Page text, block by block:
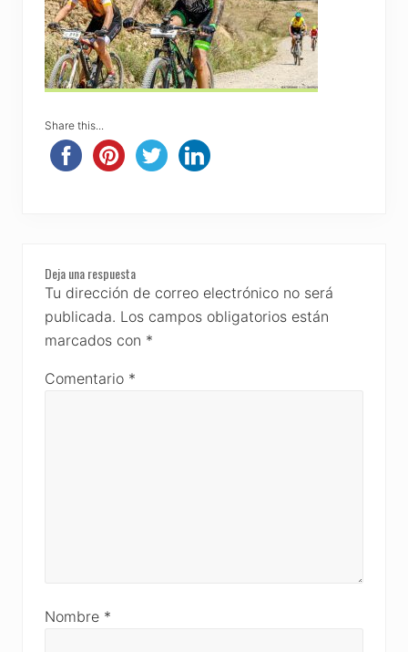
Share this...
Reader
Interactions
Deja una respuesta
Tu dirección de correo electrónico no será
publicada. Los campos obligatorios están
marcados con *
Comentario *
Nombre *